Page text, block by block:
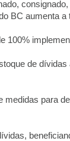
BC aumenta a
100%
de
para